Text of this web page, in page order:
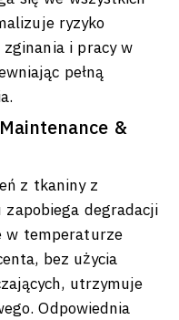
ryzyko
i pracy w
pełną
&
z tkaniny z
degradacji
w temperaturze
bez użycia
utrzymuje
Odpowiednia